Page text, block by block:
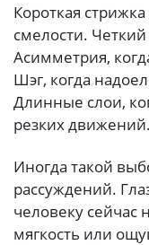
Короткая
смелости.
Асимметрия,
Шэг, когда
Длинные слои,
резких движений.
Иногда такой
рассуждений.
человеку сейчас
мягкость или